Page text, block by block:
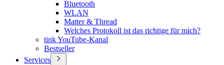
Bluetooth
WLAN
Matter & Thread
Welches Protokoll ist das richtige für mich?
tink YouTube-Kanal
Bestseller
Services